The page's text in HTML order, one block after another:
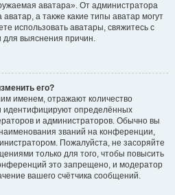
аватара». От администратора
а также какие типы аватар могут
использовать аватары, свяжитесь с
выяснения причин.
его?
именем, отражают количество
идентифицируют определённых
и администраторов. Обычно вы
званий на конференции,
Пожалуйста, не засоряйте
только для того, чтобы повысить
это запрещено, и модератор
вашего счётчика сообщений.